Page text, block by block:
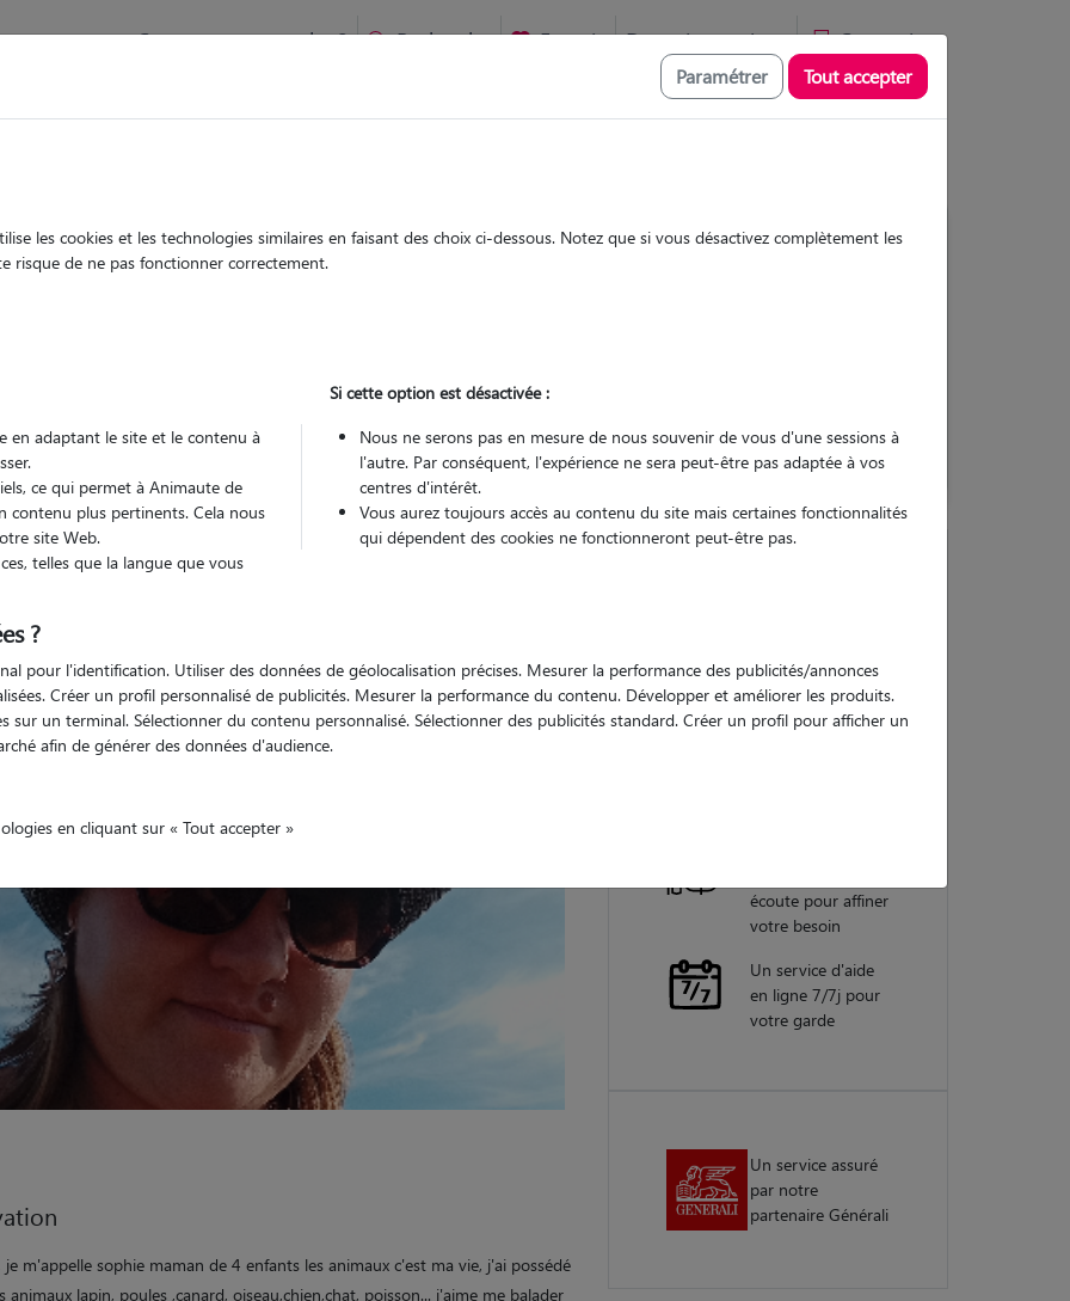
Comment ça marche ? Recherche Favoris Devenir pet sitter Connexion
Pet Sitter
Maison Véhiculé
m'appelle sophie maman de 4 enfants les animaux c'est ma vie, j'ai possédé
animaux lapin, poules ,canard, oiseau,chien,chat, poisson... j'aime me balader
garanties
écoute pour affiner
votre besoin
Un service d'aide
en ligne 7/7j pour
votre garde
Un service assuré
par notre
partenaire Générali
Paramétrer Tout accepter
les cookies et les technologies similaires en faisant des choix ci-dessous. Notez que si vous désactivez complètement les
risque de ne pas fonctionner correctement.
en adaptant le site et le contenu à
ce qui permet à Animaute de
contenu plus pertinents. Cela nous
site Web.
telles que la langue que vous
Si cette option est désactivée :
Nous ne serons pas en mesure de nous souvenir de vous d'une sessions à
l'autre. Par conséquent, l'expérience ne sera peut-être pas adaptée à vos
centres d'intérêt.
Vous aurez toujours accès au contenu du site mais certaines fonctionnalités
qui dépendent des cookies ne fonctionneront peut-être pas.
?
pour l'identification. Utiliser des données de géolocalisation précises. Mesurer la performance des publicités/annonces
Créer un profil personnalisé de publicités. Mesurer la performance du contenu. Développer et améliorer les produits.
sur un terminal. Sélectionner du contenu personnalisé. Sélectionner des publicités standard. Créer un profil pour afficher un
afin de générer des données d'audience.
en cliquant sur « Tout accepter »